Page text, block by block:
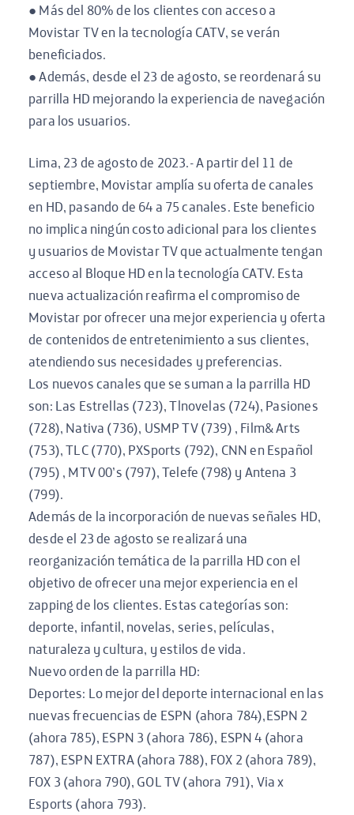
● Más del 80% de los clientes con acceso a
Movistar TV en la tecnología CATV, se verán
beneficiados.
● Además, desde el 23 de agosto, se reordenará su
parrilla HD mejorando la experiencia de navegación
para los usuarios.
Lima, 23 de agosto de 2023.- A partir del 11 de
septiembre, Movistar amplía su oferta de canales
en HD, pasando de 64 a 75 canales. Este beneficio
no implica ningún costo adicional para los clientes
y usuarios de Movistar TV que actualmente tengan
acceso al Bloque HD en la tecnología CATV. Esta
nueva actualización reafirma el compromiso de
Movistar por ofrecer una mejor experiencia y oferta
de contenidos de entretenimiento a sus clientes,
atendiendo sus necesidades y preferencias.
Los nuevos canales que se suman a la parrilla HD
son: Las Estrellas (723), Tlnovelas (724), Pasiones
(728), Nativa (736), USMP TV (739) , Film& Arts
(753), TLC (770), PXSports (792), CNN en Español
(795) , MTV 00’s (797), Telefe (798) y Antena 3
(799).
Además de la incorporación de nuevas señales HD,
desde el 23 de agosto se realizará una
reorganización temática de la parrilla HD con el
objetivo de ofrecer una mejor experiencia en el
zapping de los clientes. Estas categorías son:
deporte, infantil, novelas, series, películas,
naturaleza y cultura, y estilos de vida.
Nuevo orden de la parrilla HD:
Deportes: Lo mejor del deporte internacional en las
nuevas frecuencias de ESPN (ahora 784),ESPN 2
(ahora 785), ESPN 3 (ahora 786), ESPN 4 (ahora
787), ESPN EXTRA (ahora 788), FOX 2 (ahora 789),
FOX 3 (ahora 790), GOL TV (ahora 791), Via x
Esports (ahora 793).